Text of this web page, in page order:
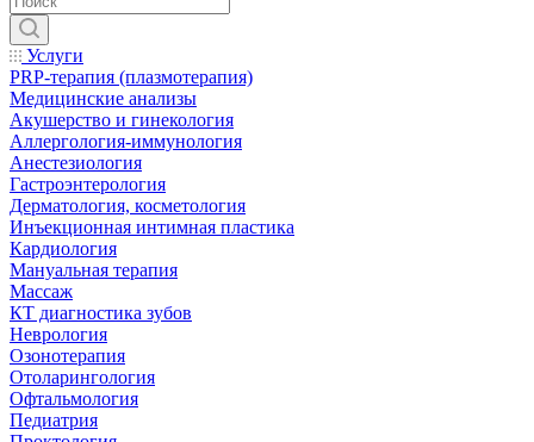
Услуги
PRP-терапия (плазмотерапия)
Медицинские анализы
Акушерство и гинекология
Аллергология-иммунология
Анестезиология
Гастроэнтерология
Дерматология, косметология
Инъекционная интимная пластика
Кардиология
Мануальная терапия
Массаж
КТ диагностика зубов
Неврология
Озонотерапия
Отоларингология
Офтальмология
Педиатрия